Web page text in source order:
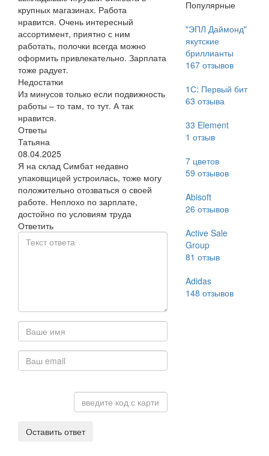
крупных магазинах. Работа
нравится. Очень интересный
ассортимент, приятно с ним
работать, полочки всегда можно
оформить привлекательно. Зарплата
тоже радует.
Недостатки
Из минусов только если подвижность
работы – то там, то тут. А так
нравится.
Ответы
Татьяна
08.04.2025
Я на склад Симбат недавно
упаковщицей устроилась, тоже могу
положительно отозваться о своей
работе. Неплохо по зарплате,
достойно по условиям труда
Ответить
Оставить ответ
Популярные
"ЭПЛ Даймонд"
якутские
бриллианты
167отзывов
1С: Первый бит
63 отзыва
33 Element
1 отзыв
7 цветов
59 отзывов
Abisoft
26 отзывов
Active Sale
Group
81 отзыв
Adidas
148 отзывов